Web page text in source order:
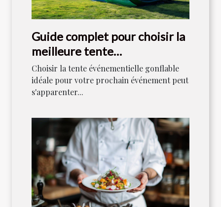
Guide complet pour choisir la
meilleure tente
événementielle gonflable
Choisir la tente événementielle gonflable
idéale pour votre prochain événement peut
s'apparenter...